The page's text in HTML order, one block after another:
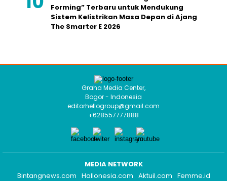
Forming” Terbaru untuk Mendukung
Sistem Kelistrikan Masa Depan di Ajang
The Smarter E 2026
Graha Media Center,
Bogor - Indonesia
editorhellogroup@gmail.com
+628557777888
MEDIA NETWORK
Bintangnews.com Hallonesia.com Aktuil.com Femme.id